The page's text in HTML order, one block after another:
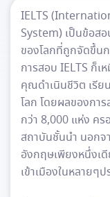
IELTS
System) เป็นข้อส
ของโลกที่ถูกจัดขึ้น
การสอบ IELTS ก็เ
คุณดำเนินชีวิต เรีย
โลก โดยผลของกา
กว่า 8,000 แห่ง ค
สถาบันชั้นนำ นอกจ
อังกฤษเพียงหนึ่งเ
เข้าเมืองในหลายๆป